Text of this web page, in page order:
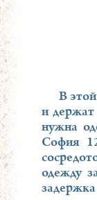
В
и держат
нужна
София
одежду